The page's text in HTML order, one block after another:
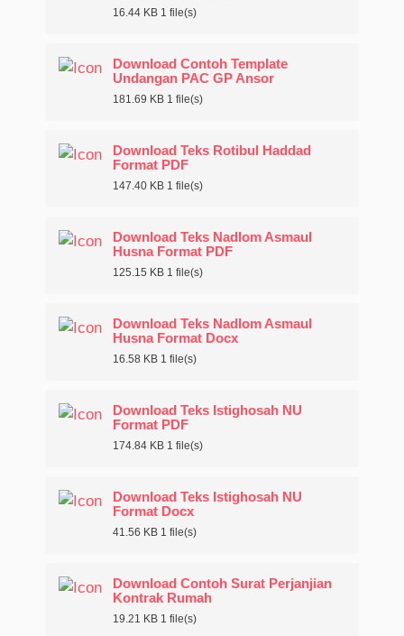
16.44 KB 1 file(s)
Download Contoh Template
Undangan PAC GP Ansor
181.69 KB 1 file(s)
Download Teks Rotibul Haddad
Format PDF
147.40 KB 1 file(s)
Download Teks Nadlom Asmaul
Husna Format PDF
125.15 KB 1 file(s)
Download Teks Nadlom Asmaul
Husna Format Docx
16.58 KB 1 file(s)
Download Teks Istighosah NU
Format PDF
174.84 KB 1 file(s)
Download Teks Istighosah NU
Format Docx
41.56 KB 1 file(s)
Download Contoh Surat Perjanjian
Kontrak Rumah
19.21 KB 1 file(s)